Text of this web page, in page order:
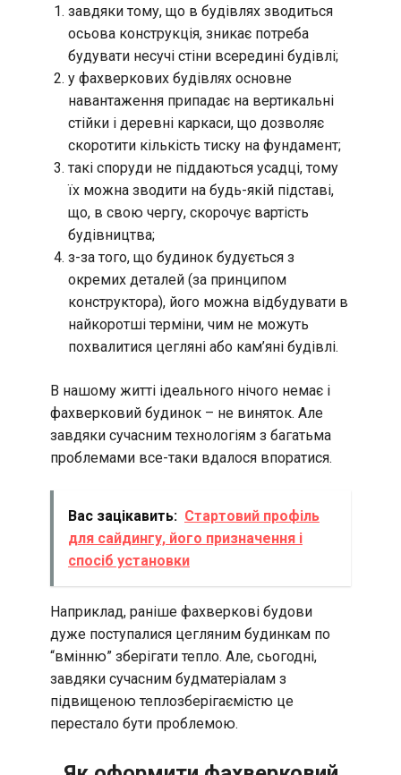
завдяки тому, що в будівлях зводиться
осьова конструкція, зникає потреба
будувати несучі стіни всередині будівлі;
у фахверкових будівлях основне
навантаження припадає на вертикальні
стійки і деревні каркаси, що дозволяє
скоротити кількість тиску на фундамент;
такі споруди не піддаються усадці, тому
їх можна зводити на будь-якій підставі,
що, в свою чергу, скорочує вартість
будівництва;
з-за того, що будинок будується з
окремих деталей (за принципом
конструктора), його можна відбудувати в
найкоротші терміни, чим не можуть
похвалитися цегляні або кам’яні будівлі.
В нашому житті ідеального нічого немає і
фахверковий будинок – не виняток. Але
завдяки сучасним технологіям з багатьма
проблемами все-таки вдалося впоратися.
Вас зацікавить: Стартовий профіль
для сайдингу, його призначення і
спосіб установки
Наприклад, раніше фахверкові будови
дуже поступалися цегляним будинкам по
“вмінню” зберігати тепло. Але, сьогодні,
завдяки сучасним будматеріалам з
підвищеною теплозберігаємістю це
перестало бути проблемою.